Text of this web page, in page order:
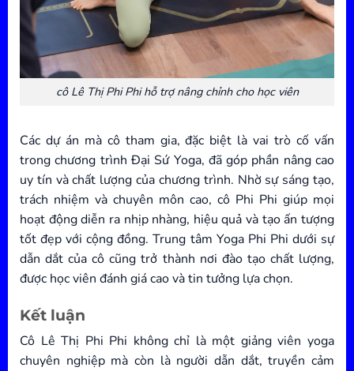
cô Lê Thị Phi Phi hỗ trợ nâng chỉnh cho học viên
Các dự án mà cô tham gia, đặc biệt là vai trò cố vấn
trong chương trình Đại Sứ Yoga, đã góp phần nâng cao
uy tín và chất lượng của chương trình. Nhờ sự sáng tạo,
trách nhiệm và chuyên môn cao, cô Phi Phi giúp mọi
hoạt động diễn ra nhịp nhàng, hiệu quả và tạo ấn tượng
tốt đẹp với cộng đồng. Trung tâm Yoga Phi Phi dưới sự
dẫn dắt của cô cũng trở thành nơi đào tạo chất lượng,
được học viên đánh giá cao và tin tưởng lựa chọn.
Kết luận
Cô Lê Thị Phi Phi không chỉ là một giảng viên yoga
chuyên nghiệp mà còn là người dẫn dắt, truyền cảm